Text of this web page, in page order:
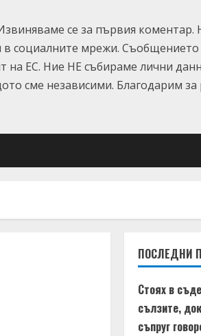
се за първия коментар.
в социалните мрежи.
на ЕС. Ние НЕ събираме лични
сме независими. Благодарим за
ПОСЛЕДНИ
Стоях в
сълзите,
съпруг